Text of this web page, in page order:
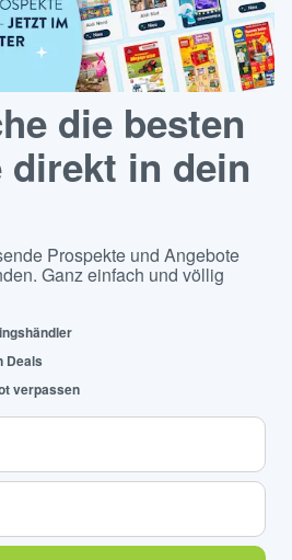
die besten
direkt in dein
Prospekte und Angebote
Ganz einfach und völlig
Deals
verpassen